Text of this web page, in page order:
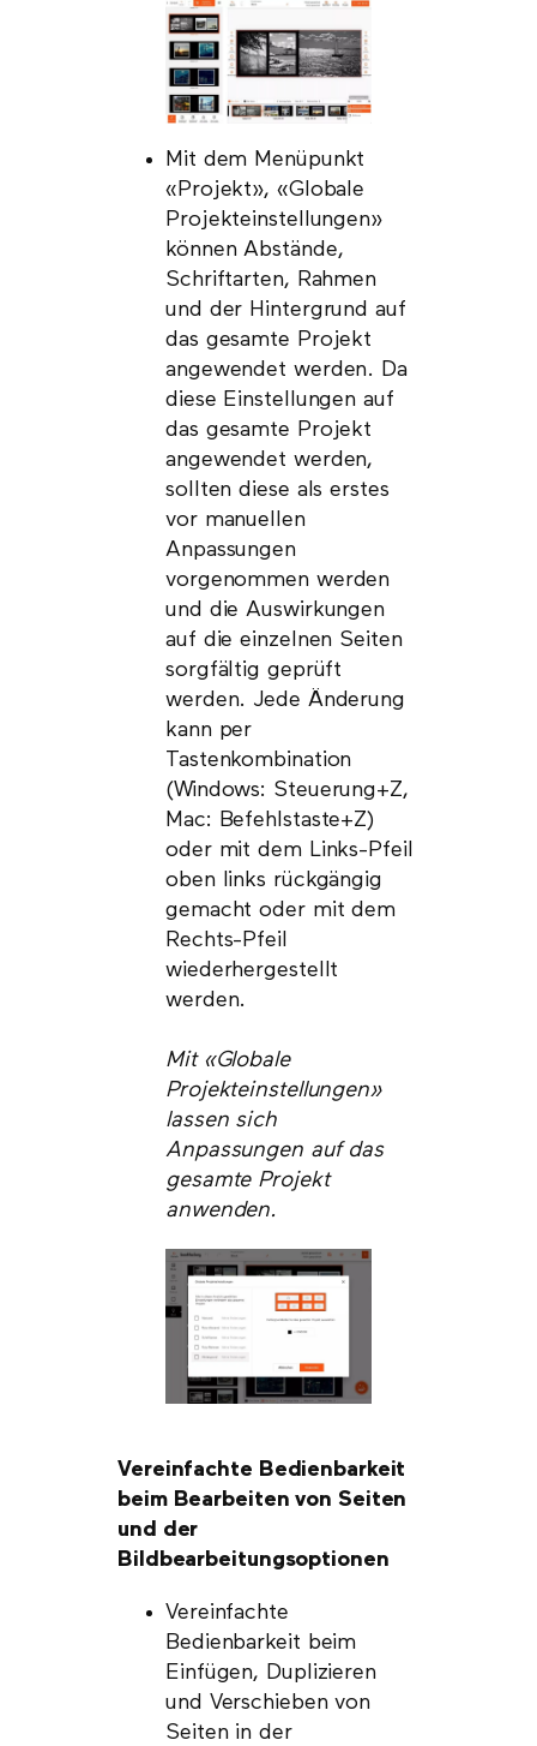
Mit dem Menüpunkt
«Projekt», «Globale
Projekteinstellungen»
können Abstände,
Schriftarten, Rahmen
und der Hintergrund auf
das gesamte Projekt
angewendet werden. Da
diese Einstellungen auf
das gesamte Projekt
angewendet werden,
sollten diese als erstes
vor manuellen
Anpassungen
vorgenommen werden
und die Auswirkungen
auf die einzelnen Seiten
sorgfältig geprüft
werden. Jede Änderung
kann per
Tastenkombination
(Windows: Steuerung+Z,
Mac: Befehlstaste+Z)
oder mit dem Links-Pfeil
oben links rückgängig
gemacht oder mit dem
Rechts-Pfeil
wiederhergestellt
werden.
Mit «Globale
Projekteinstellungen»
lassen sich
Anpassungen auf das
gesamte Projekt
anwenden.
Vereinfachte Bedienbarkeit
beim Bearbeiten von Seiten
und der
Bildbearbeitungsoptionen
Vereinfachte
Bedienbarkeit beim
Einfügen, Duplizieren
und Verschieben von
Seiten in der